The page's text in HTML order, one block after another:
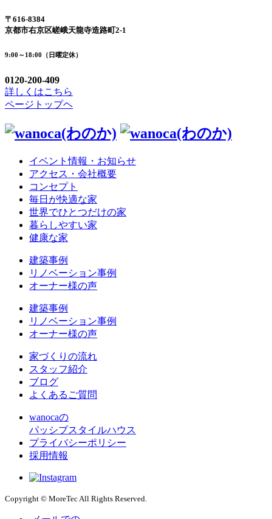
〒616-8384
京都市右京区嵯峨天龍寺造路町2-1
9:00～18:00（日曜定休）
0120-200-409
詳しくはこちら
ページトップヘ
イベント情報・お知らせ
アクセス・会社概要
コンセプト
毎日が快適な家
世界でひとつだけの家
暮らしやすい家
健康な家
建築事例
リノベーション事例
オーナー様の声
建築事例
リノベーション事例
オーナー様の声
家づくりの流れ
スタッフ紹介
ブログ
よくあるご質問
wanocaの
パッシブスタイルハウス
プライバシーポリシー
採用情報
Copyright © MoreTec All Rights Reserved.